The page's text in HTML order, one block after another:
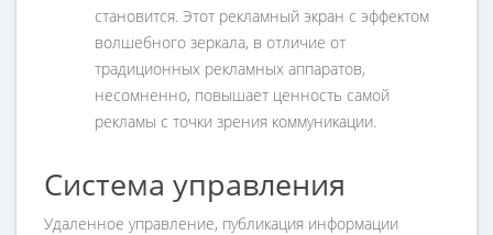
становится. Этот рекламный экран с эффектом
волшебного зеркала, в отличие от
традиционных рекламных аппаратов,
несомненно, повышает ценность самой
рекламы с точки зрения коммуникации.
Система управления
Удаленное управление, публикация информации